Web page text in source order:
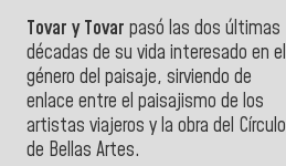
Tovar y Tovar pasó las dos últimas
décadas de su vida interesado en el
género del paisaje, sirviendo de
enlace entre el paisajismo de los
artistas viajeros y la obra del Círculo
de Bellas Artes.